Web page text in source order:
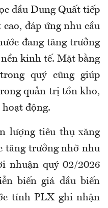
dầu Dung Quất tiếp
đáp ứng nhu cầu
đang tăng trưởng
kinh tế. Mặt bằng
quý cũng giúp
quản trị tồn kho,
động.
lượng tiêu thụ xăng
tăng trưởng nhờ nhu
nhuận quý 02/2026
biến giá dầu biến
tính PLX ghi nhận